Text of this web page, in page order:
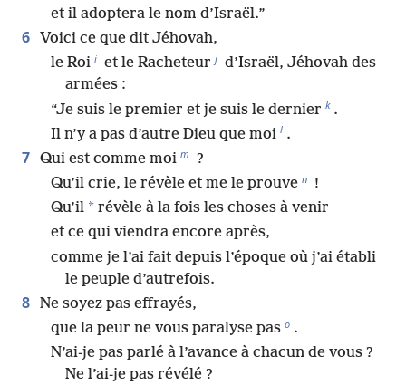
et il adoptera le nom d’Israël.”
6
Voici ce que dit Jéhovah,
le Roi i et le Racheteur j d’Israël, Jéhovah des
armées :
“Je suis le premier et je suis le dernier k .
Il n’y a pas d’autre Dieu que moi l .
7 Qui est comme moi m ?
Qu’il crie, le révèle et me le prouve n !
Qu’il * révèle à la fois les choses à venir
et ce qui viendra encore après,
comme je l’ai fait depuis l’époque où j’ai établi
le peuple d’autrefois.
8 Ne soyez pas effrayés,
que la peur ne vous paralyse pas o .
N’ai-je pas parlé à l’avance à chacun de vous ?
Ne l’ai-je pas révélé ?